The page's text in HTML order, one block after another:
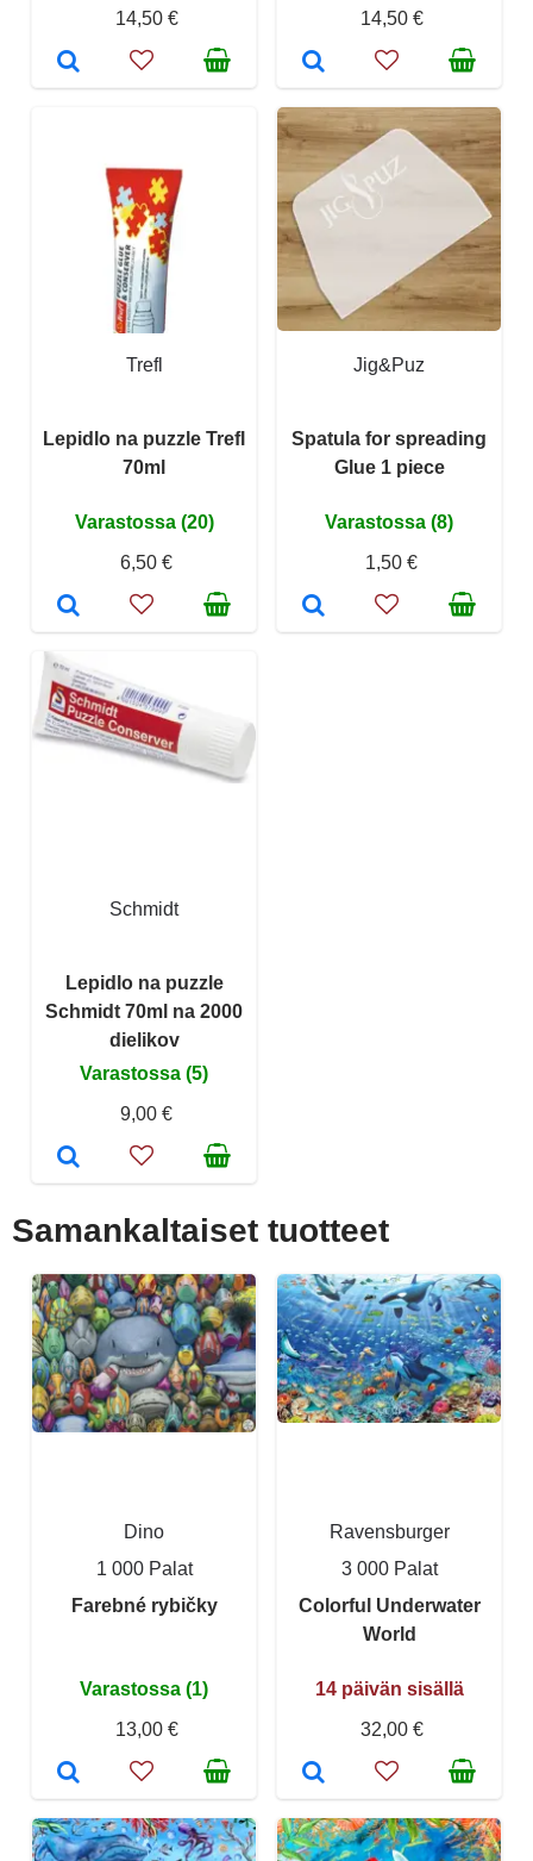
14,50 € 14,50 €
Trefl
Lepidlo na puzzle Trefl
70ml
Varastossa (20)
6,50 €
Jig&Puz
Spatula for spreading
Glue 1 piece
Varastossa (8)
1,50 €
Schmidt
Lepidlo na puzzle
Schmidt 70ml na 2000
dielikov
Varastossa (5)
9,00 €
Samankaltaiset tuotteet
Dino
1 000 Palat
Farebné rybičky
Varastossa (1)
13,00 €
Ravensburger
3 000 Palat
Colorful Underwater
World
14 päivän sisällä
32,00 €